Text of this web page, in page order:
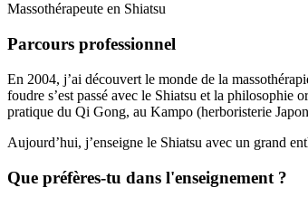
Massothérapeute en Shiatsu
Parcours professionnel
En 2004, j’ai découvert le monde de la
foudre s’est passé avec le Shiatsu et la
pratique du Qi Gong, au Kampo (herboristerie
Aujourd’hui, j’enseigne le Shiatsu avec un grand
Que préfères-tu dans l'enseignement ?